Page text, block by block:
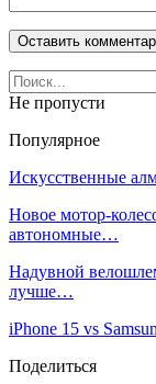
Не пропусти
Популярное
Искусственные
Новое мотор-
автономные…
Надувной
лучше…
iPhone 15 vs
Поделиться